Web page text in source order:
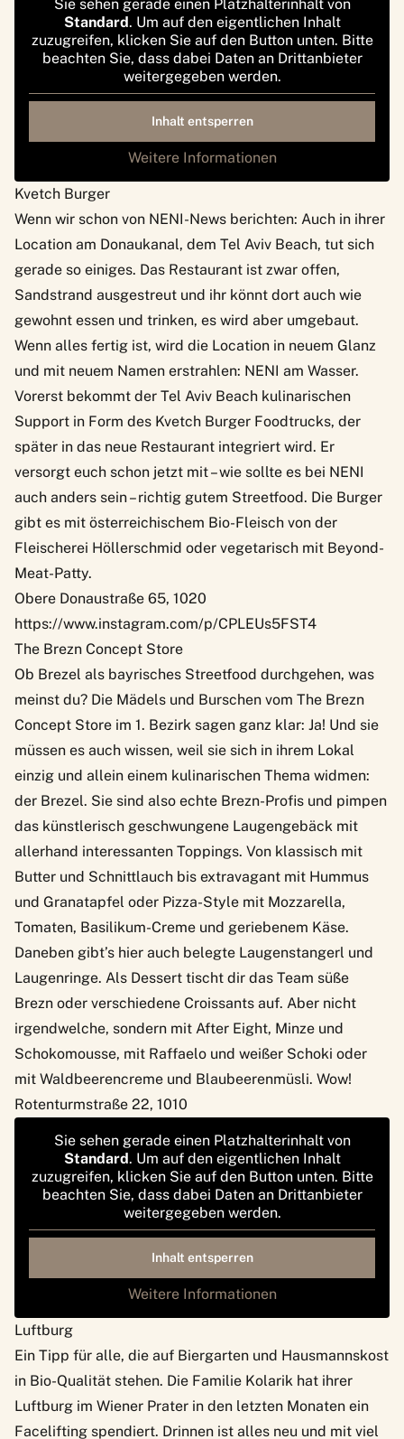
Sie sehen gerade einen Platzhalterinhalt von
Standard. Um auf den eigentlichen Inhalt
zuzugreifen, klicken Sie auf den Button unten. Bitte
beachten Sie, dass dabei Daten an Drittanbieter
weitergegeben werden.
Inhalt entsperren
Weitere Informationen
Kvetch Burger
Wenn wir schon von NENI-News berichten: Auch in ihrer
Location am Donaukanal, dem Tel Aviv Beach, tut sich
gerade so einiges. Das Restaurant ist zwar offen,
Sandstrand ausgestreut und ihr könnt dort auch wie
gewohnt essen und trinken, es wird aber umgebaut.
Wenn alles fertig ist, wird die Location in neuem Glanz
und mit neuem Namen erstrahlen: NENI am Wasser.
Vorerst bekommt der Tel Aviv Beach kulinarischen
Support in Form des Kvetch Burger Foodtrucks, der
später in das neue Restaurant integriert wird. Er
versorgt euch schon jetzt mit – wie sollte es bei NENI
auch anders sein – richtig gutem Streetfood. Die Burger
gibt es mit österreichischem Bio-Fleisch von der
Fleischerei Höllerschmid oder vegetarisch mit Beyond-
Meat-Patty.
Obere Donaustraße 65, 1020
https://www.instagram.com/p/CPLEUs5FST4
The Brezn Concept Store
Ob Brezel als bayrisches Streetfood durchgehen, was
meinst du? Die Mädels und Burschen vom The Brezn
Concept Store im 1. Bezirk sagen ganz klar: Ja! Und sie
müssen es auch wissen, weil sie sich in ihrem Lokal
einzig und allein einem kulinarischen Thema widmen:
der Brezel. Sie sind also echte Brezn-Profis und pimpen
das künstlerisch geschwungene Laugengebäck mit
allerhand interessanten Toppings. Von klassisch mit
Butter und Schnittlauch bis extravagant mit Hummus
und Granatapfel oder Pizza-Style mit Mozzarella,
Tomaten, Basilikum-Creme und geriebenem Käse.
Daneben gibt’s hier auch belegte Laugenstangerl und
Laugenringe. Als Dessert tischt dir das Team süße
Brezn oder verschiedene Croissants auf. Aber nicht
irgendwelche, sondern mit After Eight, Minze und
Schokomousse, mit Raffaelo und weißer Schoki oder
mit Waldbeerencreme und Blaubeerenmüsli. Wow!
Rotenturmstraße 22, 1010
Sie sehen gerade einen Platzhalterinhalt von
Standard. Um auf den eigentlichen Inhalt
zuzugreifen, klicken Sie auf den Button unten. Bitte
beachten Sie, dass dabei Daten an Drittanbieter
weitergegeben werden.
Inhalt entsperren
Weitere Informationen
Luftburg
Ein Tipp für alle, die auf Biergarten und Hausmannskost
in Bio-Qualität stehen. Die Familie Kolarik hat ihrer
Luftburg im Wiener Prater in den letzten Monaten ein
Facelifting spendiert. Drinnen ist alles neu und mit viel